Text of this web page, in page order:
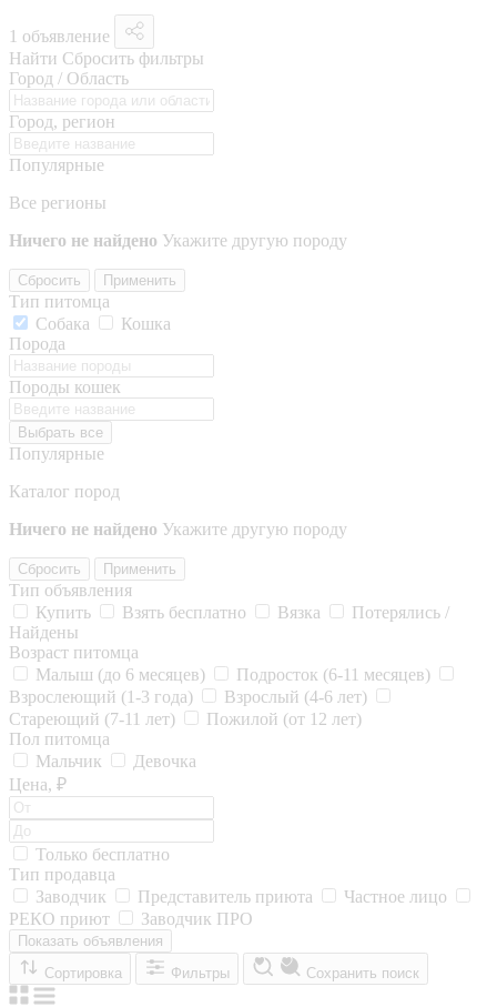
1 объявление
Найти Сбросить фильтры
Город / Область
Город, регион
Популярные
Все регионы
Ничего не найдено Укажите другую породу
Сбросить Применить
Тип питомца
Собака
Кошка
Порода
Породы кошек
Выбрать все
Популярные
Каталог пород
Ничего не найдено Укажите другую породу
Сбросить Применить
Тип объявления
Купить
Взять бесплатно Вязка
Потерялись /
Найдены
Возраст питомца
Малыш (до 6 месяцев)
Подросток (6-11 месяцев)
Взрослеющий (1-3 года)
Взрослый (4-6 лет)
Стареющий (7-11 лет)
Пожилой (от 12 лет)
Пол питомца
Мальчик
Девочка
Цена, ₽
Только бесплатно
Тип продавца
Заводчик
Представитель приюта
Частное лицо
РЕКО приют
Заводчик ПРО
Показать объявления
Сортировка
Фильтры Сохранить поиск